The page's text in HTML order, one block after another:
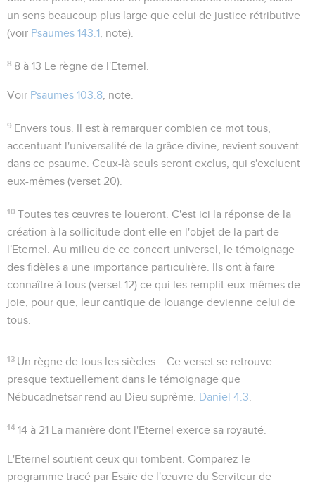
un sens beaucoup plus large que celui de justice rétributive
(voir Psaumes 143.1 , note).
8 8 à 13 Le règne de l'Eternel.
Voir Psaumes 103.8 , note.
9 Envers tous . Il est à remarquer combien ce mottous
accentuant l'universalité de la grâce divine, revient souvent
dans ce psaume. Ceux-là seuls seront exclus, qui s'excluent
eux-mêmes (verset 20).
10 Toutes tes œuvres te loueront . C'est ici la réponse de la
création à la sollicitude dont elle en l'objet de la part de
l'Eternel. Au milieu de ce concert universel, le témoignage
des fidèles a une importance particulière. Ils ont à faire
connaître à tous (verset 12) ce qui les remplit eux-mêmes de
joie, pour que, leur cantique de louange devienne celui de
tous.
13 Un règne de tous les siècles...
Ce verset se retrouve
presque textuellement dans le témoignage que
Nébucadnetsar rend au Dieu suprême Daniel 4.3
14 14 à 21 La manière dont l'Eternel exerce sa royauté.
L'Eternel soutient ceux qui tombent . Comparez le
programme tracé par Esaïe de l'œuvre du Serviteur de